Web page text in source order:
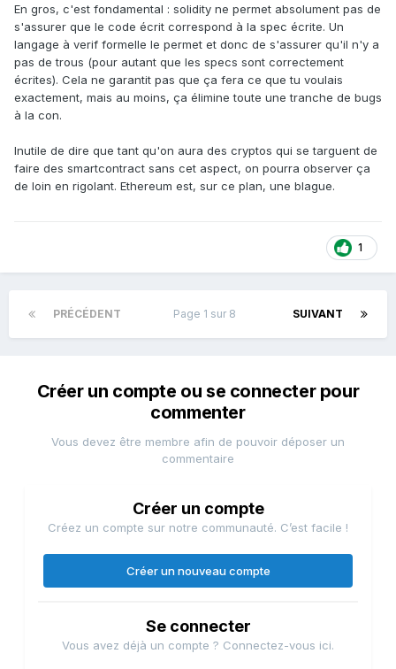
En gros, c'est fondamental : solidity ne permet absolument pas de
s'assurer que le code écrit correspond à la spec écrite. Un
langage à verif formelle le permet et donc de s'assurer qu'il n'y a
pas de trous (pour autant que les specs sont correctement
écrites). Cela ne garantit pas que ça fera ce que tu voulais
exactement, mais au moins, ça élimine toute une tranche de bugs
à la con.
Inutile de dire que tant qu'on aura des cryptos qui se targuent de
faire des smartcontract sans cet aspect, on pourra observer ça
de loin en rigolant. Ethereum est, sur ce plan, une blague.
1
PRÉCÉDENT SUIVANT
Page 1 sur 8
Créer un compte ou se connecter pour
commenter
Vous devez être membre afin de pouvoir déposer un
commentaire
Créer un compte
Créez un compte sur notre communauté. C’est facile !
Créer un nouveau compte
Se connecter
Vous avez déjà un compte ? Connectez-vous ici.